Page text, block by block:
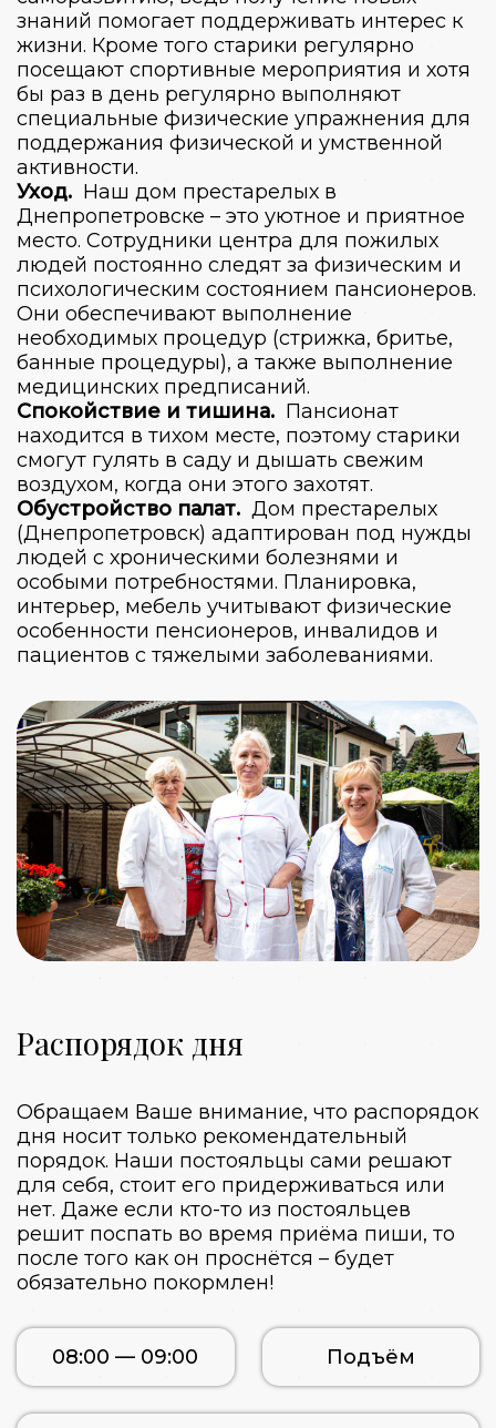
знаний помогает поддерживать интерес к
жизни. Кроме того старики регулярно
посещают спортивные мероприятия и хотя
бы раз в день регулярно выполняют
специальные физические упражнения для
поддержания физической и умственной
активности.
Уход. Наш дом престарелых в
Днепропетровске – это уютное и приятное
место. Сотрудники центра для пожилых
людей постоянно следят за физическим и
психологическим состоянием пансионеров.
Они обеспечивают выполнение
необходимых процедур (стрижка, бритье,
банные процедуры), а также выполнение
медицинских предписаний.
Спокойствие и тишина. Пансионат
находится в тихом месте, поэтому старики
смогут гулять в саду и дышать свежим
воздухом, когда они этого захотят.
Обустройство палат. Дом престарелых
(Днепропетровск) адаптирован под нужды
людей с хроническими болезнями и
особыми потребностями. Планировка,
интерьер, мебель учитывают физические
особенности пенсионеров, инвалидов и
пациентов с тяжелыми заболеваниями.
Распорядок дня
Обращаем Ваше внимание, что распорядок
дня носит только рекомендательный
порядок. Наши постояльцы сами решают
для себя, стоит его придерживаться или
нет. Даже если кто-то из постояльцев
решит поспать во время приёма пиши, то
после того как он проснётся – будет
обязательно покормлен!
08:00 — 09:00 Подъём